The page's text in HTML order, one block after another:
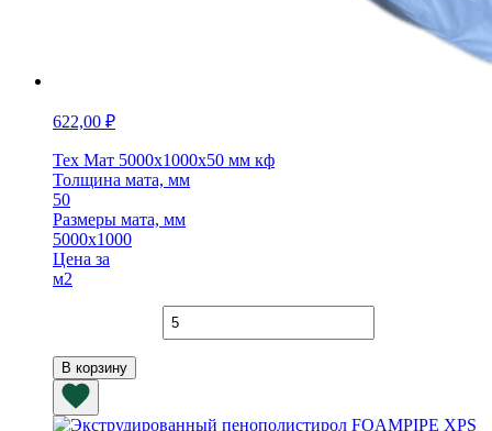
622,00 ₽
Тех Мат 5000х1000х50 мм кф
Толщина мата, мм
50
Размеры мата, мм
5000х1000
Цена за
м2
Количество
товара
В корзину